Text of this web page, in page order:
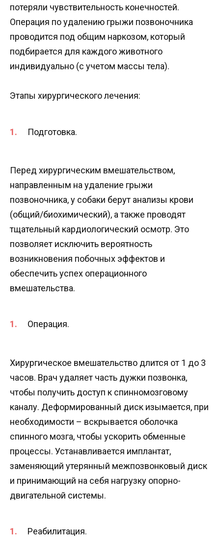
потеряли чувствительность конечностей.
Операция по удалению грыжи позвоночника
проводится под общим наркозом, который
подбирается для каждого животного
индивидуально (с учетом массы тела).
Этапы хирургического лечения:
Подготовка.
Перед хирургическим вмешательством,
направленным на удаление грыжи
позвоночника, у собаки берут анализы крови
(общий/биохимический), а также проводят
тщательный кардиологический осмотр. Это
позволяет исключить вероятность
возникновения побочных эффектов и
обеспечить успех операционного
вмешательства.
Операция.
Хирургическое вмешательство длится от 1 до 3
часов. Врач удаляет часть дужки позвонка,
чтобы получить доступ к спинномозговому
каналу. Деформированный диск изымается, при
необходимости – вскрывается оболочка
спинного мозга, чтобы ускорить обменные
процессы. Устанавливается имплантат,
заменяющий утерянный межпозвонковый диск
и принимающий на себя нагрузку опорно-
двигательной системы.
Реабилитация.